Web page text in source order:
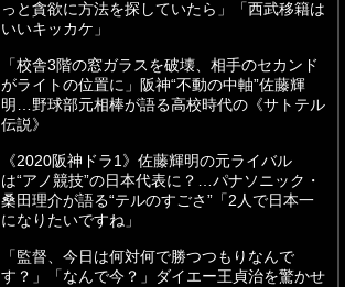
っと貪欲に方法を探していたら」「西武移籍は
いいキッカケ」
「校舎3階の窓ガラスを破壊、相手のセカンド
がライトの位置に」阪神“不動の中軸”佐藤輝
明…野球部元相棒が語る高校時代の《サトテル
伝説》
《2020阪神ドラ1》佐藤輝明の元ライバル
は“アノ競技”の日本代表に？…パナソニック・
桑田理介が語る“テルのすごさ”「2人で日本一
になりたいですね」
「監督、今日は何対何で勝つつもりなんで
す？」「なんで今？」ダイエー王貞治を驚かせ